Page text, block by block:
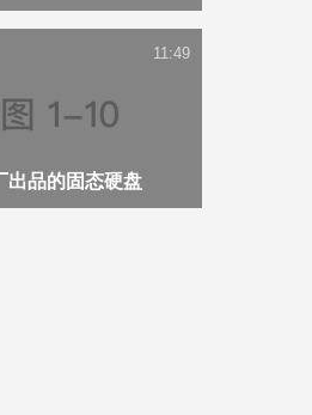
出品的固态硬盘
11:49